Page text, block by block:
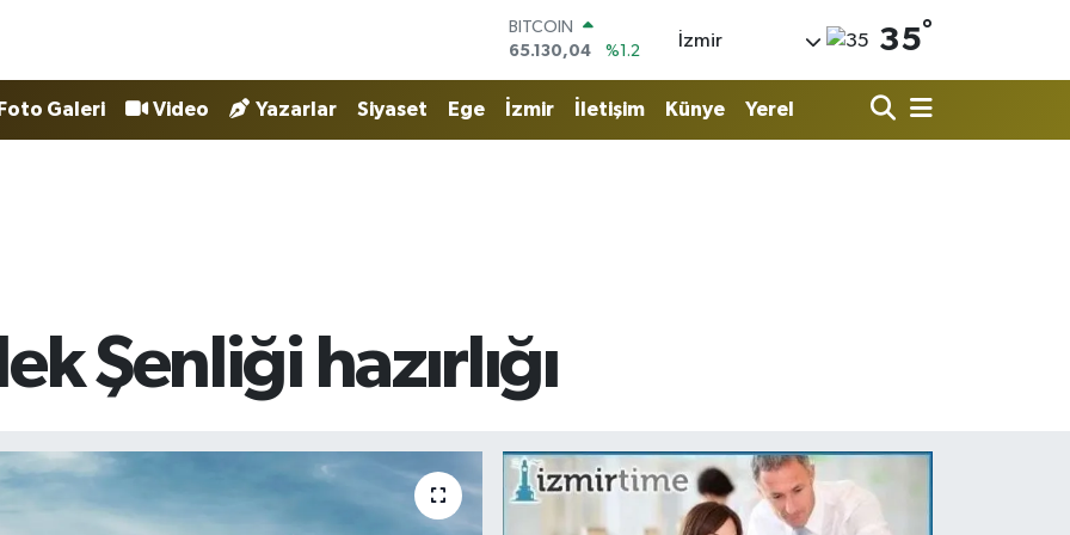
DOLAR
47,7106
%0.17
55,1652
%0.27
İzmir 35°
Foto Galeri Video Yazarlar Siyaset Ege İzmir İletişim Künye Yerel
Şenliği hazırlığı